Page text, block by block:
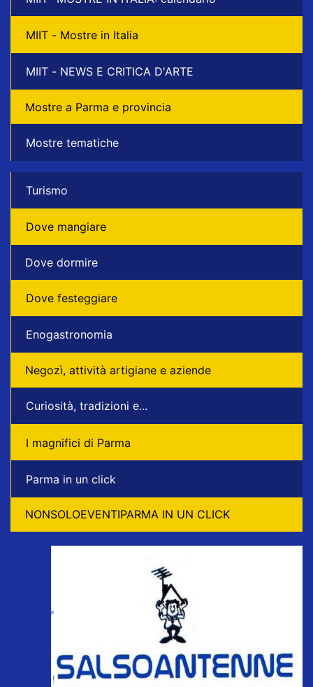
MIIT - Mostre in Italia
MIIT - NEWS E CRITICA D'ARTE
Mostre a Parma e provincia
Mostre tematiche
Turismo
Dove mangiare
Dove dormire
Dove festeggiare
Enogastronomia
Negozì, attività artigiane e aziende
Curiosità, tradizioni e...
I magnifici di Parma
Parma in un click
NONSOLOEVENTIPARMA IN UN CLICK